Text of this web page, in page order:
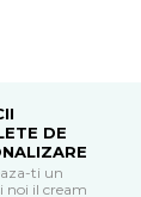
DE
ti un
noi il cream